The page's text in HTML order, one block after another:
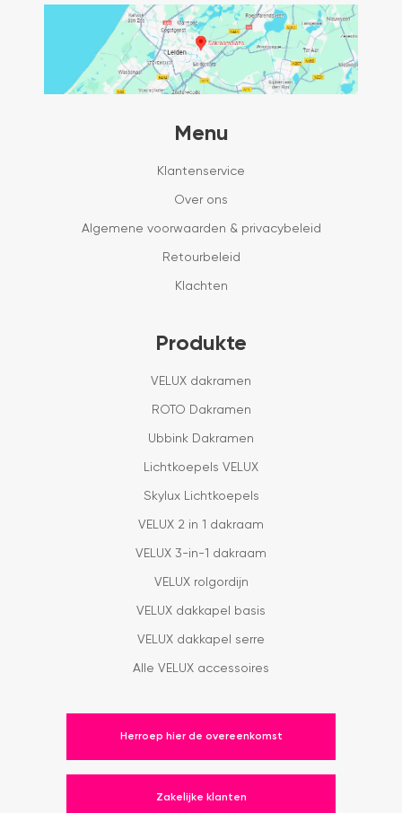
Menu
Klantenservice
Over ons
Algemene voorwaarden & privacybeleid
Retourbeleid
Klachten
Produkte
VELUX dakramen
ROTO Dakramen
Ubbink Dakramen
Lichtkoepels VELUX
Skylux Lichtkoepels
VELUX 2 in 1 dakraam
VELUX 3-in-1 dakraam
VELUX rolgordijn
VELUX dakkapel basis
VELUX dakkapel serre
Alle VELUX accessoires
Herroep hier de overeenkomst
Zakelijke klanten